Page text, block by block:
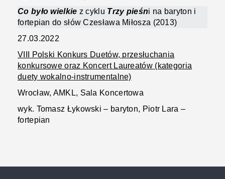
Co było wielkie z cyklu Trzy pieśni na baryton i
fortepian do słów Czesława Miłosza (2013)
27.03.2022
VIII Polski Konkurs Duetów, przesłuchania
konkursowe oraz Koncert Laureatów (kategoria
duety wokalno-instrumentalne)
Wrocław, AMKL, Sala Koncertowa
wyk. Tomasz Łykowski – baryton, Piotr Lara –
fortepian